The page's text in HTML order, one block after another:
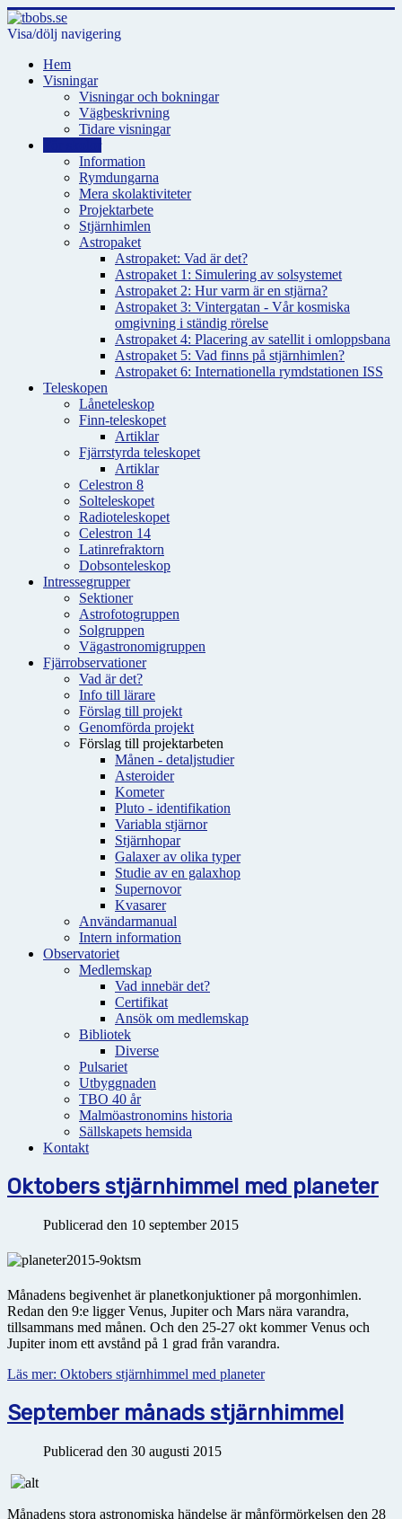
Visa/dölj navigering
Hem
Visningar
Visningar och bokningar
Vägbeskrivning
Tidare visningar
Information
Rymdungarna
Mera skolaktiviteter
Projektarbete
Stjärnhimlen
Astropaket
Astropaket: Vad är det?
Astropaket 1: Simulering av solsystemet
Astropaket 2: Hur varm är en stjärna?
Astropaket 3: Vintergatan - Vår kosmiska
omgivning i ständig rörelse
Astropaket 4: Placering av satellit i omloppsbana
Astropaket 5: Vad finns på stjärnhimlen?
Astropaket 6: Internationella rymdstationen ISS
Teleskopen
Låneteleskop
Finn-teleskopet
Artiklar
Fjärrstyrda teleskopet
Artiklar
Celestron 8
Solteleskopet
Radioteleskopet
Celestron 14
Latinrefraktorn
Dobsonteleskop
Intressegrupper
Sektioner
Astrofotogruppen
Solgruppen
Vägastronomigruppen
Fjärrobservationer
Vad är det?
Info till lärare
Förslag till projekt
Genomförda projekt
Förslag till projektarbeten
Månen - detaljstudier
Asteroider
Kometer
Pluto - identifikation
Variabla stjärnor
Stjärnhopar
Galaxer av olika typer
Studie av en galaxhop
Supernovor
Kvasarer
Användarmanual
Intern information
Observatoriet
Medlemskap
Vad innebär det?
Certifikat
Ansök om medlemskap
Bibliotek
Diverse
Pulsariet
Utbyggnaden
TBO 40 år
Malmöastronomins historia
Sällskapets hemsida
Kontakt
Oktobers stjärnhimmel med planeter
Publicerad den 10 september 2015
Månadens begivenhet är planetkonjuktioner på morgonhimlen.
Redan den 9:e ligger Venus, Jupiter och Mars nära varandra,
tillsammans med månen. Och den 25-27 okt kommer Venus och
Jupiter inom ett avstånd på 1 grad från varandra.
Läs mer: Oktobers stjärnhimmel med planeter
September månads stjärnhimmel
Publicerad den 30 augusti 2015
Månadens stora astronomiska händelse är månförmörkelsen den 28